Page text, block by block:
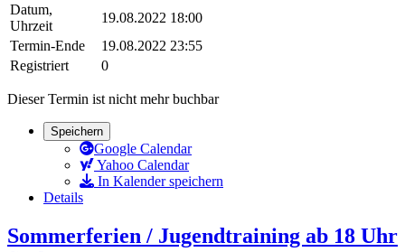
Datum,
Uhrzeit
19.08.2022 18:00
Termin-Ende
19.08.2022 23:55
Registriert
0
Dieser Termin ist nicht mehr buchbar
Speichern
Google Calendar
Yahoo Calendar
In Kalender speichern
Details
Sommerferien / Jugendtraining ab 18 Uhr